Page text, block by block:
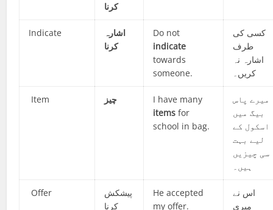
کرنا
Indicate
اشارہ
کرنا
Do not
indicate
towards
someone.
کسی کی
طرف
اشارہ نہ
کریں۔
Item چیز
I have many
items for
school in bag.
میرے پاس
بیگ میں
اسکول کے
لیے بہت
سی چیزیں
ہیں۔
Offer
پیشکش
کرنا
He accepted
my offer.
اس نے
میری